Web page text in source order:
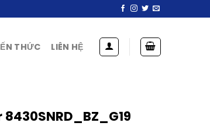
THỨC LIÊN HỆ